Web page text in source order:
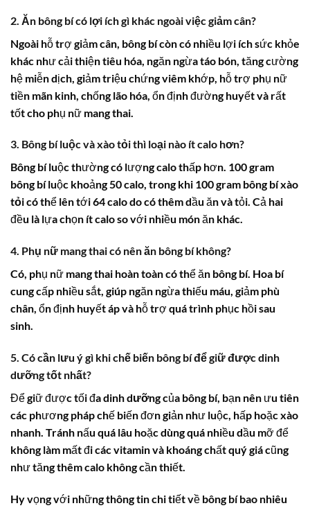
2. Ăn bông bí có lợi ích gì khác ngoài việc giảm cân?
Ngoài hỗ trợ giảm cân, bông bícòn có nhiều lợi ích sức khỏe
khác như cải thiện tiêu hóa, ngăn ngừa táo bón, tăng cường
hệ miễn dịch, giảm triệu chứng viêm khớp, hỗ trợ phụ nữ
tiền mãn kinh, chống lão hóa, ổn định đường huyết và rất
tốt cho phụ nữ mang thai.
3. Bông bí luộc và xào tỏi thì loại nào ít calo hơn?
Bông bíluộc thường có lượngcalothấp hơn. 100 gram
bông bíluộc khoảng 50calo, trong khi 100 gram bông bí xào
tỏicó thể lên tới 64calodo có thêm dầu ăn và tỏi. Cả hai
đều là lựa chọn ítcaloso với nhiều món ăn khác.
4. Phụ nữ mang thai có nên ăn bông bí không?
Có, phụ nữ mang thai hoàn toàn có thể ăn bông bí. Hoa bí
cung cấp nhiều sắt, giúp ngăn ngừa thiếu máu, giảm phù
chân, ổn định huyết áp và hỗ trợ quá trình phục hồi sau
sinh.
5. Có cần lưu ý gì khi chế biến bông bí để giữ được dinh
dưỡng tốt nhất?
Để giữ được tối đadinh dưỡngcủa bông bí, bạn nên ưu tiên
các phương pháp chế biến đơn giản như luộc, hấp hoặc xào
nhanh. Tránh nấu quá lâu hoặc dùng quá nhiều dầu mỡ để
không làm mất đi các vitamin và khoáng chất quý giá cũng
như tăng thêmcalo không cần thiết.
Hy vọng với những thông tin chi tiết về bông bí bao nhiêu